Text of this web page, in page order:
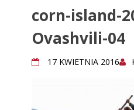
corn-island-
Ovashvili-04
17 KWIETNIA 2016